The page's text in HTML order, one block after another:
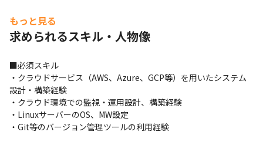
──────────────────
AI技術の進化とともに、国内エンタープライズ企業におけるAI活
HEROZは、AI・生成AI分野の技術力を基盤に、自社プロダクト運
用とノウハウの外部展開を加速しています。
生成AIを組み込んだインフラ運用自動化や、自動化ソリューショ
ンの拡充によって、クライアントのDX実現・業務効率化を支援し
ています。
これらの事業展開を牽引し、より多くの企業の事業変革へ貢献す
るため、クラウドエンジニアを募集します。
もっと見る
求められるスキル・人物像
■必須スキル
・クラウドサービス（AWS、Azure、GCP等）を用いたシステム
設計・構築経験
・クラウド環境での監視・運用設計、構築経験
・LinuxサーバーのOS、MW設定
・Git等のバージョン管理ツールの利用経験